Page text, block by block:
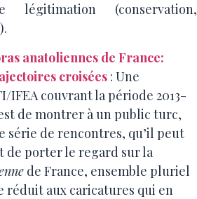
légitimation (conservation,
anatoliennes de France:
croisées : Une
IFEA couvrant la période 2013-
de montrer à un public turc,
série de rencontres, qu’il peut
de porter le regard sur la
de France, ensemble pluriel
réduit aux caricatures qui en